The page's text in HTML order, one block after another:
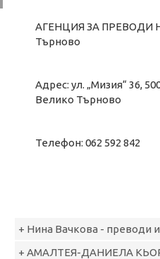
AГЕНЦИЯ ЗА ПРЕВОДИ
Търново
Адрес: ул. „Мизия“ 36,
Велико Търново
Телефон: 062 592 842
+ Нина Вачкова - преводи
+ АМАЛТЕЯ-ДАНИЕЛА